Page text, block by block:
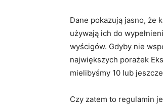
Dane pokazują jasno, że
używają ich do
wyścigów. Gdyby nie
największych porażek
mielibyśmy 10 lub
Czy zatem to regulamin